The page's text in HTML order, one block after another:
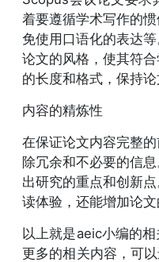
着要遵循学术写作的
免使用口语化的表达
论文的风格，使其符
的长度和格式，保持论
内容的精炼性
在保证论文内容完整
除冗余和不必要的信
出研究的重点和创新
读体验，还能增加论文
以上就是aeic小编的
更多的相关内容，可